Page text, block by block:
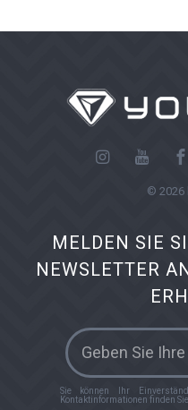
© 2026
MELDEN SIE
NEWSLETTER
Sie können Ihr
Kontaktinformationen finden